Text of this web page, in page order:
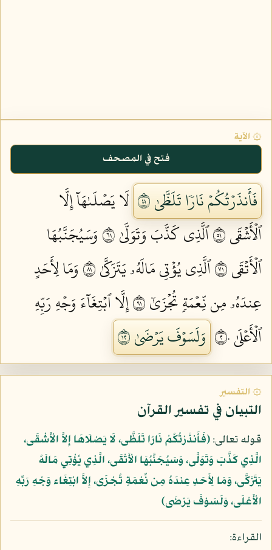
۞ الآية
فتح في المصحف
فَأَنذَرۡتُكُمۡ نَارٗا تَلَظَّىٰ ١٤
لَا يَصۡلَىٰهَآ إِلَّا
ٱلۡأَشۡقَى ١٥
ٱلَّذِي كَذَّبَ وَتَوَلَّىٰ ١٦
وَسَيُجَنَّبُهَا
ٱلۡأَتۡقَى ١٧
ٱلَّذِي يُؤۡتِي مَالَهُۥ يَتَزَكَّىٰ ١٨
وَمَا لِأَحَدٍ
عِندَهُۥ مِن نِّعۡمَةٖ تُجۡزَىٰٓ ١٩
إِلَّا ٱبۡتِغَآءَ وَجۡهِ رَبِّهِ
ٱلۡأَعۡلَىٰ ٢٠
وَلَسَوۡفَ يَرۡضَىٰ ٢١
۞ التفسير
التبيان في تفسير القرآن
قوله تعالى:﴿فَأَنذَرْتُكُمْ نَارًا تَلَظَّى، لَا يَصْلَاهَا إِلاَّ الْأَشْقَى،
الَّذِي كَذَّبَ وَتَوَلَّى، وَسَيُجَنَّبُهَا الْأَتْقَى، الَّذِي يُؤْتِي مَالَهُ
يَتَزَكَّى، وَمَا لِأَحَدٍ عِندَهُ مِن نِّعْمَةٍ تُجْزَى، إِلاَّ ابْتِغَاء وَجْهِ رَبِّهِ
الْأَعْلَى، وَلَسَوْفَ يَرْضَى﴾
القراءة: